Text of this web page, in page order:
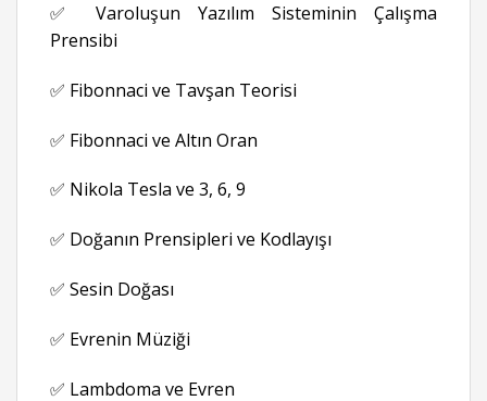
✅ Varoluşun Yazılım Sisteminin Çalışma
Prensibi
✅ Fibonnaci ve Tavşan Teorisi
✅ Fibonnaci ve Altın Oran
✅ Nikola Tesla ve 3, 6, 9
✅ Doğanın Prensipleri ve Kodlayışı
✅ Sesin Doğası
✅ Evrenin Müziği
✅ Lambdoma ve Evren